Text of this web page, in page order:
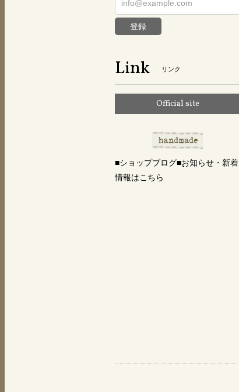
登録
Link リンク
Official site
■ショップブログ■お知らせ・新着
情報はこちら